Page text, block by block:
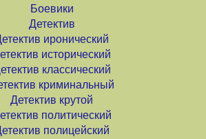
Боевики
Детектив
иронический
исторический
классический
криминальный
Детектив крутой
политический
полицейский